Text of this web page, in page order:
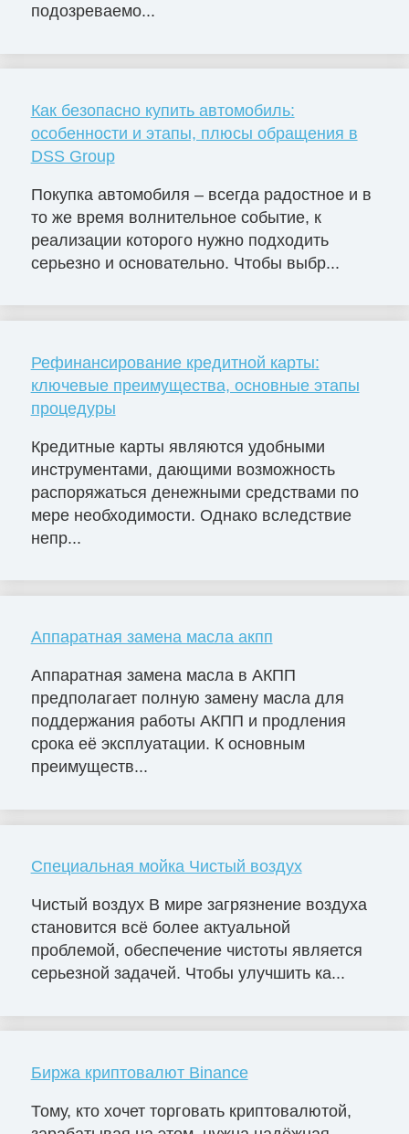
подозреваемо...
Как безопасно купить автомобиль:
особенности и этапы, плюсы обращения в
DSS Group
Покупка автомобиля – всегда радостное и в
то же время волнительное событие, к
реализации которого нужно подходить
серьезно и основательно. Чтобы выбр...
Рефинансирование кредитной карты:
ключевые преимущества, основные этапы
процедуры
Кредитные карты являются удобными
инструментами, дающими возможность
распоряжаться денежными средствами по
мере необходимости. Однако вследствие
непр...
Аппаратная замена масла акпп
Аппаратная замена масла в АКПП
предполагает полную замену масла для
поддержания работы АКПП и продления
срока её эксплуатации. К основным
преимуществ...
Специальная мойка Чистый воздух
Чистый воздух В мире загрязнение воздуха
становится всё более актуальной
проблемой, обеспечение чистоты является
серьезной задачей. Чтобы улучшить ка...
Биржа криптовалют Binance
Тому, кто хочет торговать криптовалютой,